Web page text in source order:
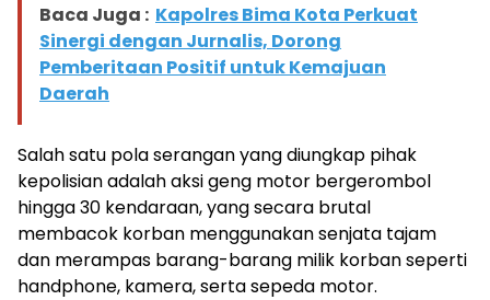
Baca Juga : Kapolres Bima Kota Perkuat
Sinergi dengan Jurnalis, Dorong
Pemberitaan Positif untuk Kemajuan
Daerah
Salah satu pola serangan yang diungkap pihak
kepolisian adalah aksi geng motor bergerombol
hingga 30 kendaraan, yang secara brutal
membacok korban menggunakan senjata tajam
dan merampas barang-barang milik korban seperti
handphone, kamera, serta sepeda motor.